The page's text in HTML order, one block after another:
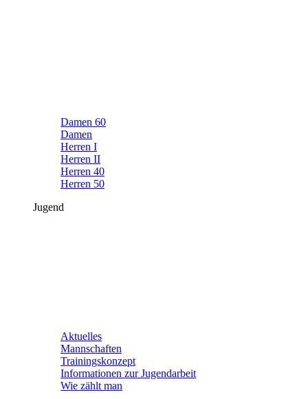
Damen 60
Damen
Herren I
Herren II
Herren 40
Herren 50
Jugend
Aktuelles
Mannschaften
Trainingskonzept
Informationen zur Jugendarbeit
Wie zählt man